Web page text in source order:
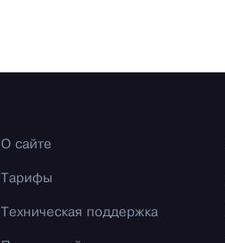
О сайте
Тарифы
Техническая поддержка